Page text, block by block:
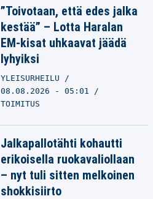
”Toivotaan, että edes jalka
kestää” – Lotta Haralan
EM-kisat uhkaavat jäädä
lyhyiksi
YLEISURHEILU
08.08.2026 - 05:01
TOIMITUS
Jalkapallotähti kohautti
erikoisella ruokavaliollaan
– nyt tuli sitten melkoinen
shokkisiirto